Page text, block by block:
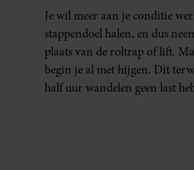
NIET AAN JE
Je wil meer aan je conditie
stappendoel halen, en dus
plaats van de roltrap of lift.
begin je al met hijgen. Dit
half uur wandelen geen last